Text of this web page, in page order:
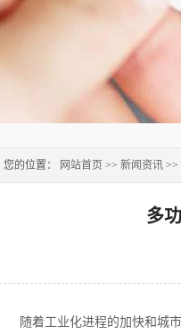
您的位置： 网站首页 >> 新闻资讯 >>
多
随着工业化进程的加快和城市